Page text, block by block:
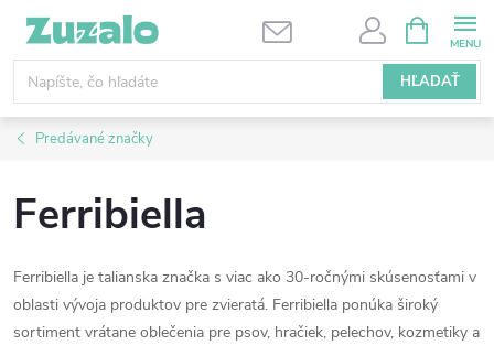
Prejsť
obsah
HĽADAŤ
KOŠÍK
Predávané značky
Ferribiella
Ferribiella je talianska značka s viac ako 30-ročnými skúsenosťami v
oblasti vývoja produktov pre zvieratá. Ferribiella ponúka široký
sortiment vrátane oblečenia pre psov, hračiek, pelechov, kozmetiky a